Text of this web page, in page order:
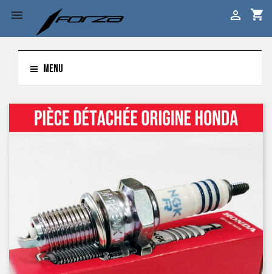
 shopping_cart

MENU